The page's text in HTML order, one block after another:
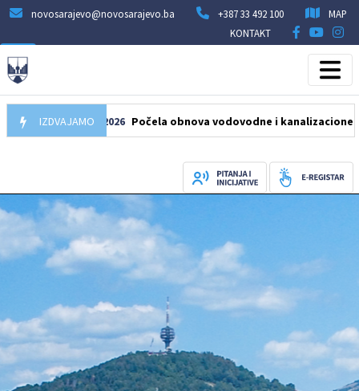
novosarajevo@novosarajevo.ba +387 33 492 100
MAP
KONTAKT
IZDVAJAMO
05.08.2026 Počela obnova vodovodne i kanalizacione mreže u